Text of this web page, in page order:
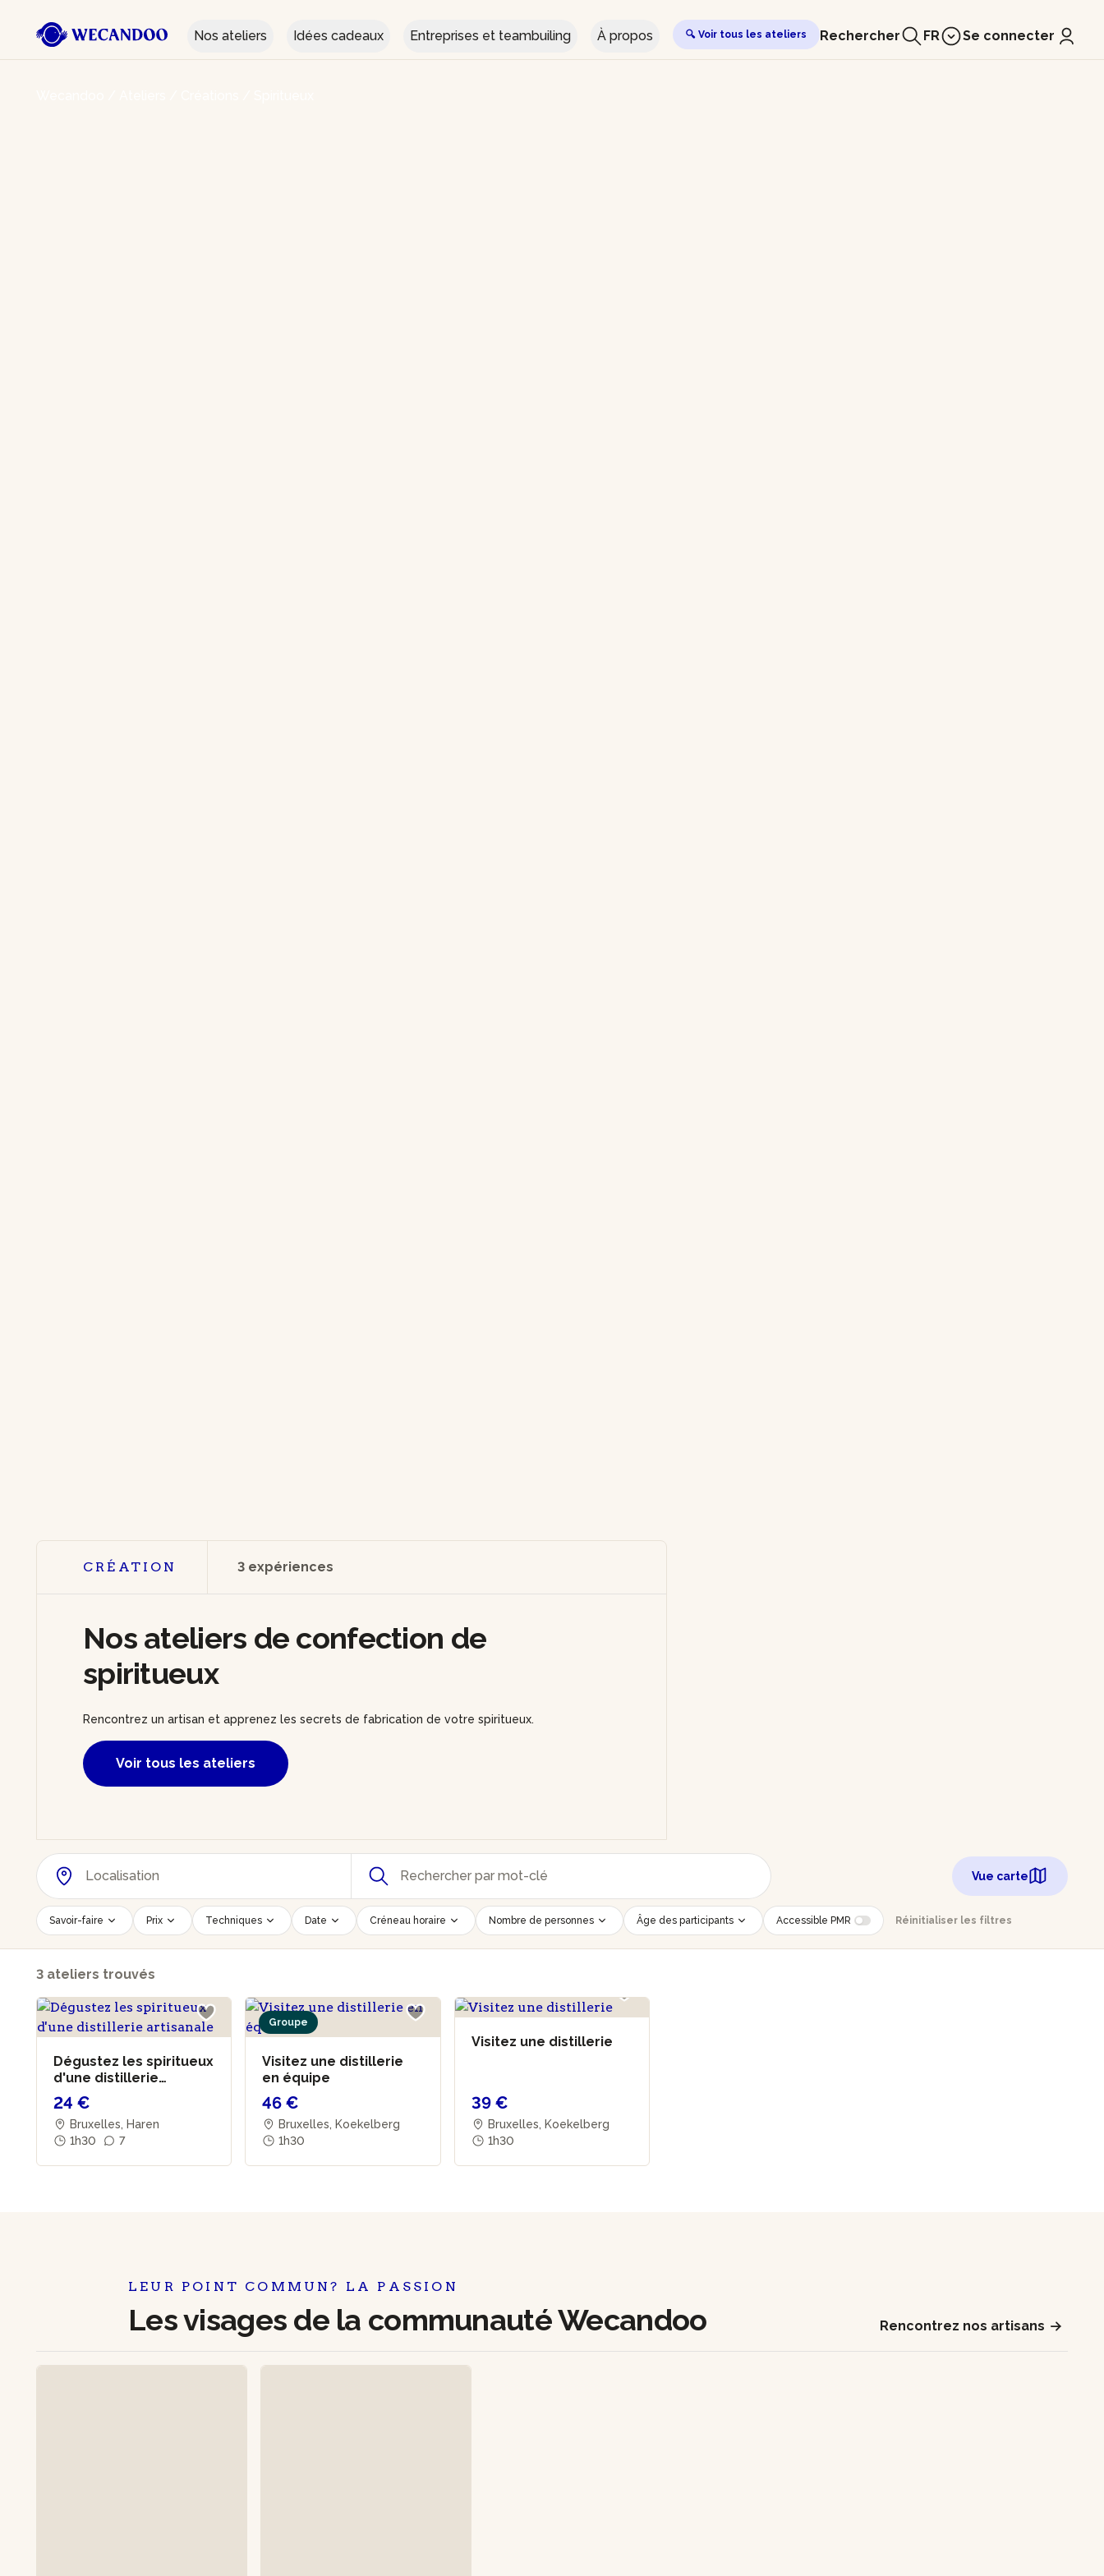
Nos ateliers Idées cadeaux Entreprises et teambuiling À propos 🔍 Voir tous les ateliers Rechercher FR Se connecter
CRÉATION 3 expériences
Nos ateliers de confection de
spiritueux
Rencontrez un artisan et apprenez les secrets de fabrication de votre spiritueux.
Voir tous les ateliers
Vue carte
Savoir-faire Prix Techniques Date Créneau horaire Nombre de personnes Âge des participants Accessible PMR Réinitialiser les filtres
3 ateliers trouvés
Dégustez les spiritueux
d'une distillerie
artisanale
24 €
Bruxelles, Haren
1h30
7
Groupe
Visitez une distillerie
en équipe
46 €
Bruxelles, Koekelberg
1h30
Visitez une distillerie
39 €
Bruxelles, Koekelberg
1h30
LEUR POINT COMMUN? LA PASSION
Les visages de la communauté Wecandoo Rencontrez nos artisans